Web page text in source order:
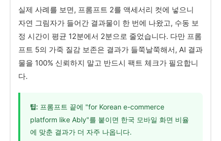
실제 사례를 보면, 프롬프트 2를 액세서리 컷에 넣으니
자연 그림자가 들어간 결과물이 한 번에 나왔고, 수동 보
정 시간이 평균 12분에서 2분으로 줄었습니다. 다만 프롬
프트 5의 가죽 질감 보존은 결과가 들쭉날쭉해서, AI 결과
물을 100% 신뢰하지 말고 반드시 팩트 체크가 필요합니
다.
팁: 프롬프트 끝에 "for Korean e-commerce
platform like Ably"를 붙이면 한국 모바일 화면 비율
에 맞춘 결과가 더 자주 나옵니다.